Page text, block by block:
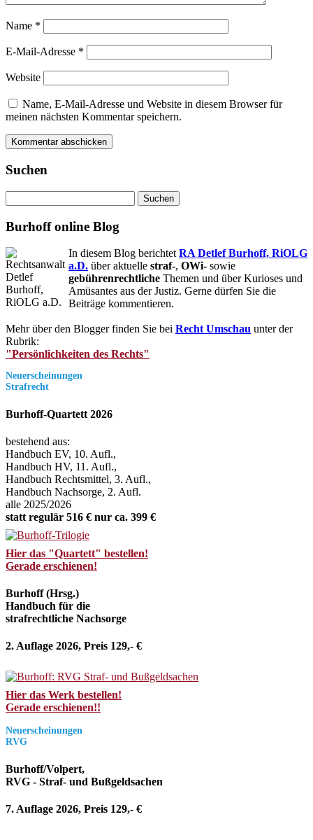
Name *
E-Mail-Adresse *
Website
Name, E-Mail-Adresse und Website in diesem Browser für
meinen nächsten Kommentar speichern.
Suchen
nach:
Burhoff online Blog
In diesem Blog berichtet RA Detlef Burhoff, RiOLG
a.D. über aktuelle straf-, OWi- sowie
gebührenrechtliche Themen und über Kurioses und
Amüsantes aus der Justiz. Gerne dürfen Sie die
Beiträge kommentieren.
Mehr über den Blogger finden Sie bei Recht Umschau unter der
Rubrik:
"Persönlichkeiten des Rechts"
Neuerscheinungen
Strafrecht
Burhoff-Quartett 2026
bestehend aus:
Handbuch EV, 10. Aufl.,
Handbuch HV, 11. Aufl.,
Handbuch Rechtsmittel, 3. Aufl.,
Handbuch Nachsorge, 2. Aufl.
alle 2025/2026
statt regulär 516 € nur ca. 399 €
Hier das "Quartett" bestellen!
Gerade erschienen!
Burhoff (Hrsg.)
Handbuch für die
strafrechtliche Nachsorge
2. Auflage 2026, Preis 129,- €
Hier das Werk bestellen!
Gerade erschienen!!
Neuerscheinungen
RVG
Burhoff/Volpert,
RVG - Straf- und Bußgeldsachen
7. Auflage 2026, Preis 129,- €